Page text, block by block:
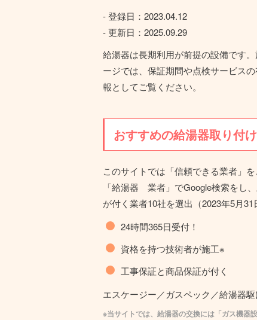
- 登録日： 2023.04.12
- 更新日： 2025.09.29
給湯器は長期利用が前提の設備です
ージでは、保証期間や点検サービス
報としてご覧ください。
おすすめの給湯器取り付
このサイトでは「信頼できる業者」
「給湯器 業者」でGoogle検索をし
が付く業者10社を選出（2023年5月31
24時間365日受付！
資格を持つ技術者が施工※
工事保証と商品保証が付く
エスケージー／ガスペック／給湯器
※当サイトでは、給湯器の交換には「ガス機器